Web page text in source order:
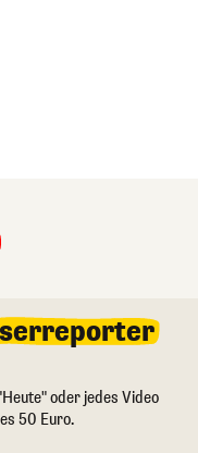
oder jedes Video
50 Euro.